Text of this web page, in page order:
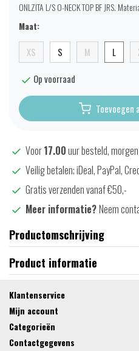
ONLZITA L/S O-NECK TOP BF JRS.
Maat:
XS S M L
Op voorraad
Toevoegen
Voor17.00uur besteld,
Veilig betalen; iDeal, PayPal,
Gratis verzenden vanaf €50,-
Meer informatie?Neem
Productomschrijving
Product informatie
Klantenservice
Mijn account
Categorieën
Contactgegevens